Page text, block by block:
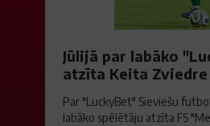
Jūlijā par labāko
atzīta Keita Zviedre
Par "LuckyBet" Sieviešu
labāko spēlētāju atzīta FS